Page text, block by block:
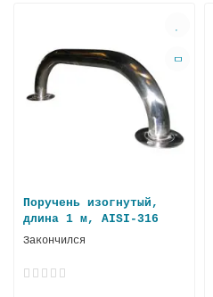
Поручень изогнутый,
длина 1 м, AISI-316
Закончился